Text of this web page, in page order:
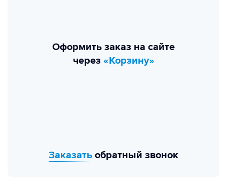
Оформить заказ на сайте
через «Корзину»
Заказать обратный звонок